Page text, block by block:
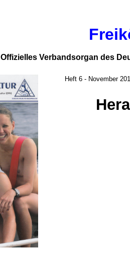
Offizielles Verbandsorgan des
Heft 6 - November